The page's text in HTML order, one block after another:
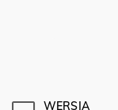
WERSJA